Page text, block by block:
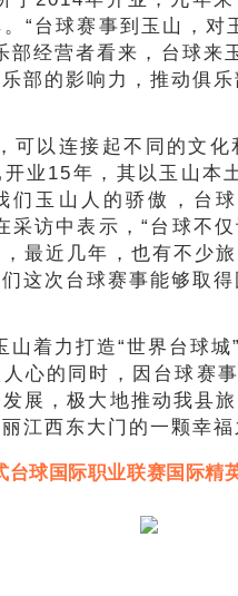
“台球赛事到玉山，对
部经营者看来，台球来
部的影响力，推动俱乐
可以连接起不同的文
业15年，其以玉山本
们玉山人的骄傲，台
采访中表示，“台球不
最近几年，也有不少
这次台球赛事能够取得
山着力打造“世界台球
心的同时，因台球赛
展，极大地推动我县
江西东大门的一颗幸
台球国际职业联赛国际精